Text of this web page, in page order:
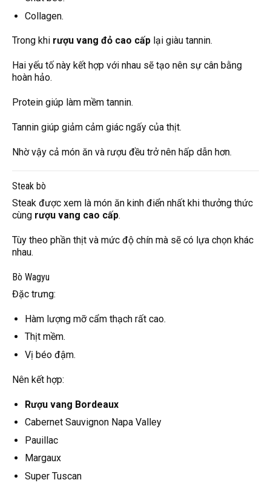
Collagen.
Trong khi rượu vang đỏ cao cấp lại giàu tannin.
Hai yếu tố này kết hợp với nhau sẽ tạo nên sự cân bằng
hoàn hảo.
Protein giúp làm mềm tannin.
Tannin giúp giảm cảm giác ngấy của thịt.
Nhờ vậy cả món ăn và rượu đều trở nên hấp dẫn hơn.
Steak bò
Steak được xem là món ăn kinh điển nhất khi thưởng thức
cùng rượu vang cao cấp.
Tùy theo phần thịt và mức độ chín mà sẽ có lựa chọn khác
nhau.
Bò Wagyu
Đặc trưng:
Hàm lượng mỡ cẩm thạch rất cao.
Thịt mềm.
Vị béo đậm.
Nên kết hợp:
Rượu vang Bordeaux
Cabernet Sauvignon Napa Valley
Pauillac
Margaux
Super Tuscan